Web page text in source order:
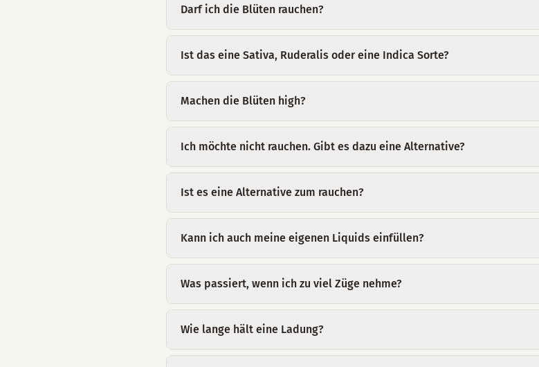
Darf ich die Blüten rauchen?
Ist das eine Sativa, Ruderalis oder eine Indica Sorte?
Machen die Blüten high?
Ich möchte nicht rauchen. Gibt es dazu eine Alternative?
Ist es eine Alternative zum rauchen?
Kann ich auch meine eigenen Liquids einfüllen?
Was passiert, wenn ich zu viel Züge nehme?
Wie lange hält eine Ladung?